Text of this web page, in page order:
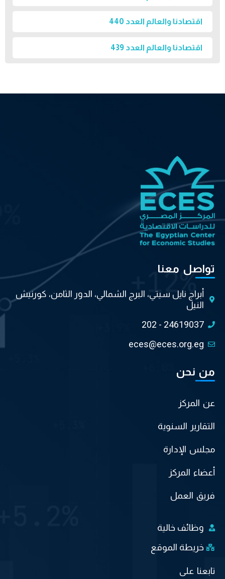
اقتصادنا والعالم العدد 440
اقتصادنا والعالم العدد 439
تواصل معنا
أبراج نايل سيتي، البرج الشمالي، الدور الثامن، كورنيش
النيل
202 - 24619037
eces@eces.org.eg
من نحن
عن المركز
التقارير السنوية
مجلس الإدارة
أعضاء المركز
فريق العمل
وظائف خالية
خريطة الموقع